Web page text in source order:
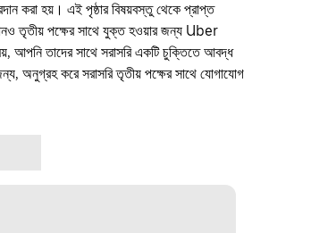
করা হয়। এই পৃষ্ঠার বিষয়বস্তু থেকে প্রাপ্ত
তৃতীয় পক্ষের সাথে যুক্ত হওয়ার জন্য Uber
আপনি তাদের সাথে সরাসরি একটি চুক্তিতে আবদ্ধ
করে সরাসরি তৃতীয় পক্ষের সাথে যোগাযোগ